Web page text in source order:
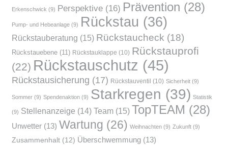
Erkenschwick (9) Perspektive(16) Prävention (28)
Pump- und Hebeanlage(9) Rückstau (36)
Rückstauberatung (15) Rückstaucheck (18)
Rückstauebene(11) Rückstauklappe (10) Rückstauprofi
(22) Rückstauschutz (45)
Rückstausicherung (17) Rückstauventil (10) Sicherheit(9)
Sommer(9) Spendenaktion(9) Starkregen (39) Statistik
(9) Stellenanzeige (14) Team(15) TopTEAM (28)
Unwetter(13) Wartung (26) Weihnachten(9) Zukunft(9)
Zusammenhalt(12) Überschwemmung(13)